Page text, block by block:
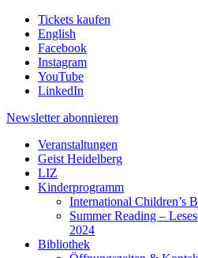
Tickets kaufen
English
Facebook
Instagram
YouTube
LinkedIn
Newsletter abonnieren
Veranstaltungen
Geist Heidelberg
LIZ
Kinderprogramm
International Children’s
Summer Reading –
2024
Bibliothek